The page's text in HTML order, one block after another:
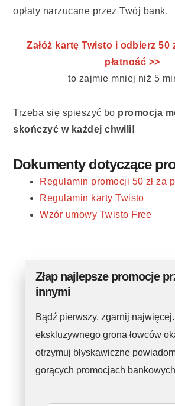
opłaty narzucane przez Twój bank.
Załóż kartę Twisto i odbierz 50
płatność >>
to zajmie mniej niż 5
Trzeba się spieszyć bo promocja
skończyć w każdej chwili!
Dokumenty dotyczące
Regulamin promocji 50 zł za
Regulamin karty Twisto
Wzór umowy Twisto Free
Złap najlepsze promocje
innymi
Bądź pierwszy, zgarnij najwięcej.
ekskluzywnego grona łowców
otrzymuj błyskawiczne
gorących promocjach